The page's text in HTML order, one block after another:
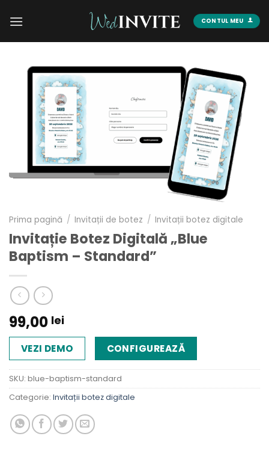
CONTUL MEU
Prima pagină / Invitații de botez / Invitații botez digitale
Invitație Botez Digitală „Blue
Baptism – Standard”
99,00 lei
VEZI DEMO CONFIGUREAZĂ
SKU: blue-baptism-standard
Categorie: Invitații botez digitale